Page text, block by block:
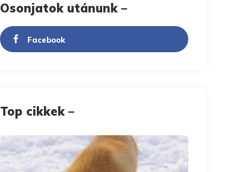
Osonjatok utánunk –
Facebook
Top cikkek –